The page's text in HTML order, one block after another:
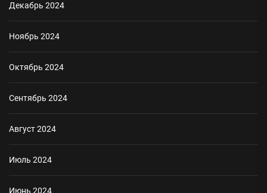
Декабрь 2024
Ноябрь 2024
Октябрь 2024
Сентябрь 2024
Август 2024
Июль 2024
Июнь 2024